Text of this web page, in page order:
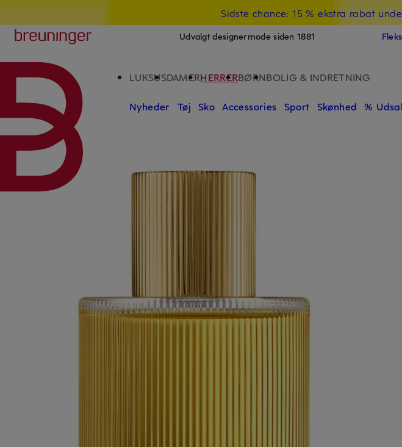
Sidste chance: 15 % ekstra rabat
Breuninger
Udvalgt designermode siden 1881
LUKSUSDAMERHERRERBØRNBOLIG & INDRETNING
Nyheder Tøj Sko Accessories Sport Skønhed %